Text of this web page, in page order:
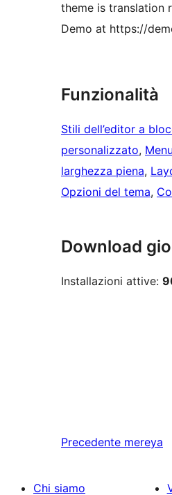
theme is translation
Demo at https://
Funzionalità
Stili dell’editor a
personalizzato,
larghezza piena,
Opzioni del tema,
Download
Installazioni attive:
Precedente mereya
Chi siamo